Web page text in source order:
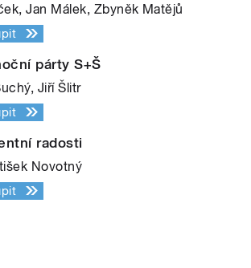
Jan Málek, Zbyněk Matějů
párty S+Š
Jiří Šlitr
radosti
Novotný